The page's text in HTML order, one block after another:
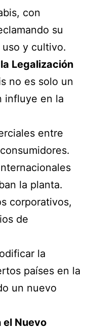
con
su
y cultivo.
Legalización
no es solo un
influye en la
entre
la planta.
corporativos,
de
la
países en la
un nuevo
el Nuevo